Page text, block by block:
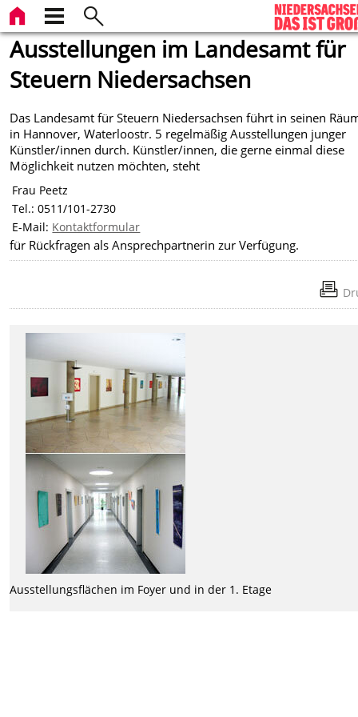
Ausstellungen im Landesamt für
Steuern Niedersachsen
Das Landesamt für Steuern Niedersachsen führt in seinen
in Hannover, Waterloostr. 5 regelmäßig Ausstellungen junger
Künstler/innen durch. Künstler/innen, die gerne einmal diese
Möglichkeit nutzen möchten, steht
Frau Peetz
Tel.: 0511/101-2730
E-Mail: Kontaktformular
für Rückfragen als Ansprechpartnerin zur Verfügung.
Ausstellungsflächen im Foyer und in der 1. Etage